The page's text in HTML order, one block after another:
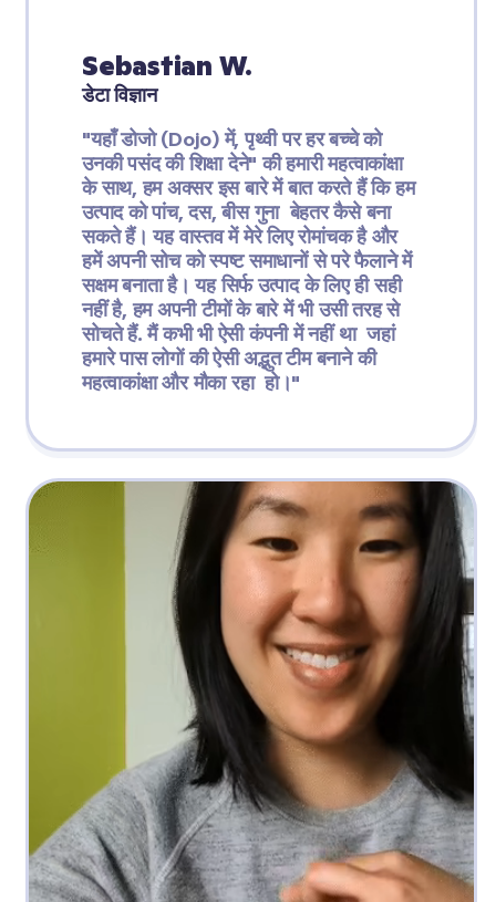
Sebastian W.
डेटा विज्ञान
"यहाँ डोजो (Dojo) में, पृथ्वी पर हर बच्चे को
उनकी पसंद की शिक्षा देने" की हमारी महत्वाकांक्षा
के साथ, हम अक्सर इस बारे में बात करते हैं कि हम
उत्पाद को पांच, दस, बीस गुना  बेहतर कैसे बना
सकते हैं। यह वास्तव में मेरे लिए रोमांचक है और
हमें अपनी सोच को स्पष्ट समाधानों से परे फैलाने में
सक्षम बनाता है। यह सिर्फ उत्पाद के लिए ही सही
नहीं है, हम अपनी टीमों के बारे में भी उसी तरह से
सोचते हैं. मैं कभी भी ऐसी कंपनी में नहीं था  जहां
हमारे पास लोगों की ऐसी अद्भुत टीम बनाने की
महत्वाकांक्षा और मौका रहा  हो।"